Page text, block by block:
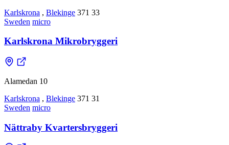
Karlskrona , Blekinge 371 33
Sweden micro
Karlskrona Mikrobryggeri
Alamedan 10
Karlskrona , Blekinge 371 31
Sweden micro
Nättraby Kvartersbryggeri